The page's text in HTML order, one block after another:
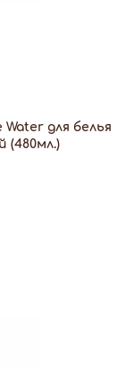
для белья
(480мл.)